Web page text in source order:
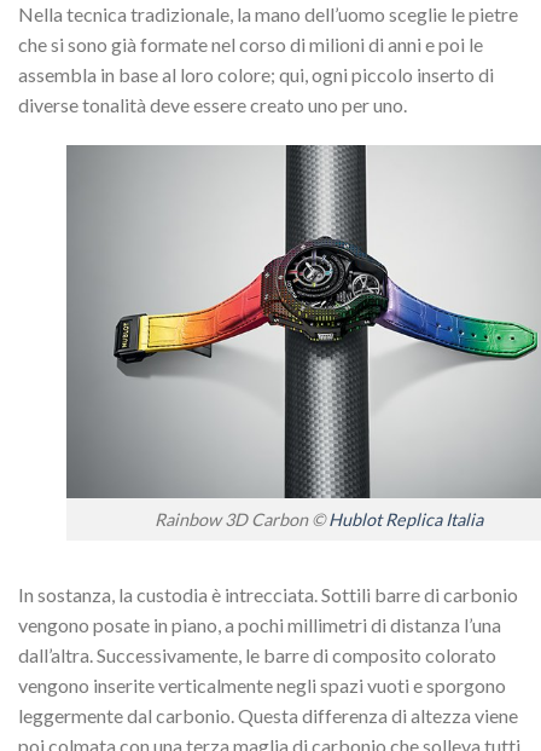
Nella tecnica tradizionale, la mano dell’uomo sceglie le pietre
che si sono già formate nel corso di milioni di anni e poi le
assembla in base al loro colore; qui, ogni piccolo inserto di
diverse tonalità deve essere creato uno per uno.
Rainbow 3D Carbon ©Hublot Replica Italia
In sostanza, la custodia è intrecciata. Sottili barre di carbonio
vengono posate in piano, a pochi millimetri di distanza l’una
dall’altra. Successivamente, le barre di composito colorato
vengono inserite verticalmente negli spazi vuoti e sporgono
leggermente dal carbonio. Questa differenza di altezza viene
poi colmata con una terza maglia di carbonio che solleva tutti